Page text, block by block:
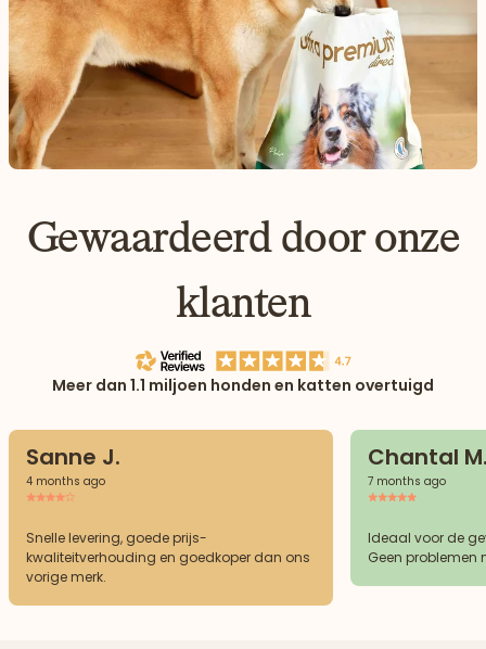
Gewaardeerd door onze
klanten
Meer dan 1.1 miljoen honden en katten overtuigd
Sanne J.
4 months ago
Snelle levering, goede prijs-
kwaliteitverhouding en goedkoper dan ons
vorige merk.
Chantal
7 months ago
Ideaal voor de
Geen problemen